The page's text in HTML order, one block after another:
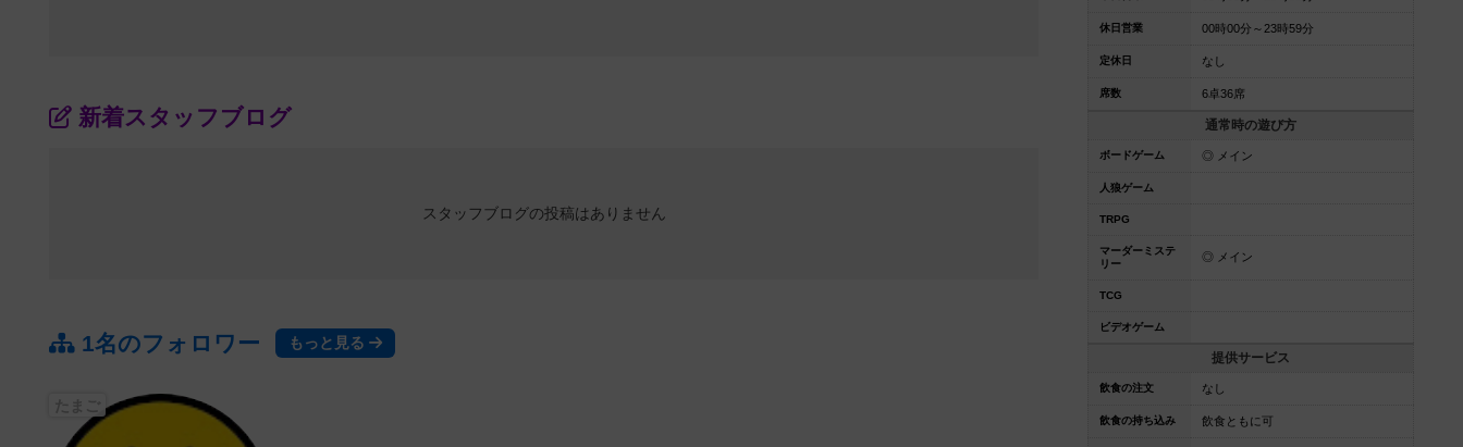
新着スタッフブログ
スタッフブログの投稿はありません
1名のフォロワー もっと見る
休日営業 00時00分～23時59分
定休日 なし
席数 6卓36席
通常時の遊び方
ボードゲーム ◎ メイン
人狼ゲーム
TRPG
マーダーミステ
リー
◎ メイン
TCG
ビデオゲーム
提供サービス
飲食の注文 なし
飲食の持ち込み 飲食ともに可